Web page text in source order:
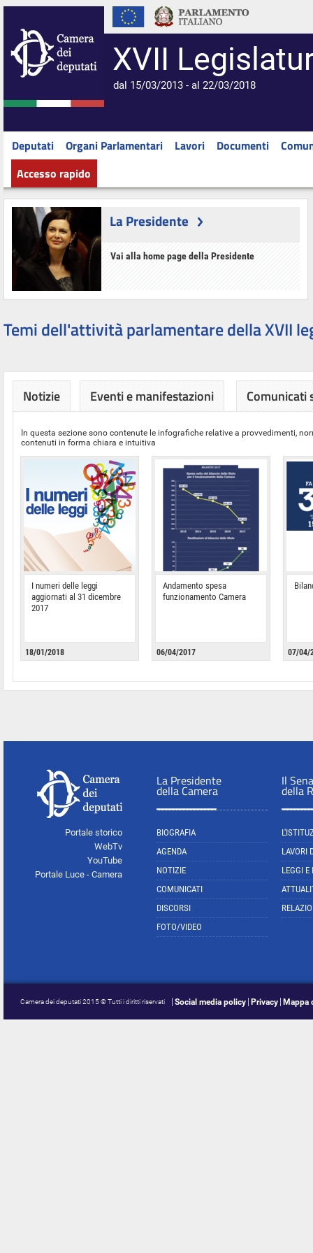
XVII
dal 15/03/2013 - al 22/03/2018
Deputati Organi Parlamentari Lavori Documenti
Accesso rapido
La Presidente
Vai alla home page della Presidente
Temi dell'attività parlamentare della XVII
Notizie Eventi e manifestazioni Comunicati
In questa sezione sono contenute le infografiche relative a provvedimenti,
contenuti in forma chiara e intuitiva
I numeri delle leggi
aggiornati al 31 dicembre
2017
18/01/2018
Andamento spesa
funzionamento Camera
06/04/2017 07/04/
Portale storico
WebTv
YouTube
Portale Luce - Camera
La Presidente
della Camera
BIOGRAFIA
AGENDA
NOTIZIE
COMUNICATI
DISCORSI
FOTO/VIDEO
Il
della
LAVORI
LEGGI E
Camera dei deputati 2015 © Tutti i diritti riservati Social media policy Privacy Mappa